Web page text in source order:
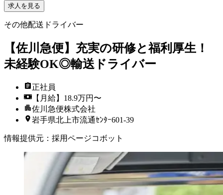
求人を見る
その他配送ドライバー
【佐川急便】充実の研修と福利厚生！
未経験OK◎輸送ドライバー
正社員
【月給】18.9万円〜
佐川急便株式会社
岩手県北上市流通ｾﾝﾀｰ601-39
情報提供元 ： 採用ページコボット